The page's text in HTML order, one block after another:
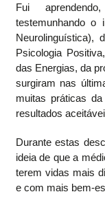
Fui
testemunhando o
Neurolinguística),
Psicologia
das Energias, da
surgiram nas
muitas práticas
resultados
Durante estas
ideia de que a
terem vidas mais
e com mais bem-